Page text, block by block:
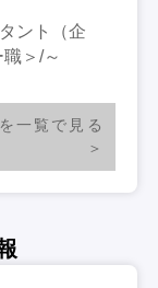
ント（企
＞/～
一覧で見る